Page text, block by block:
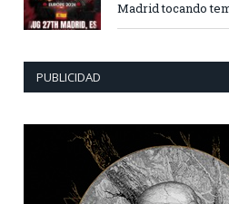
Madrid tocando
PUBLICIDAD